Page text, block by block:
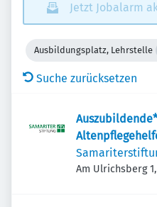
Jetzt Jobalarm
Ausbildungsplatz, Lehrstelle
Suche zurücksetzen
Am Ulrichsberg